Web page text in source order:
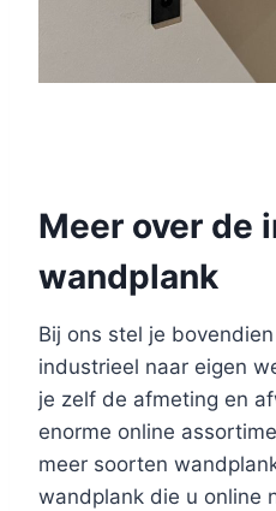
Meer over de
wandplank
Bij ons stel je
industrieel naar eigen
je zelf de afmeting en
enorme online
meer soorten
wandplank die u online